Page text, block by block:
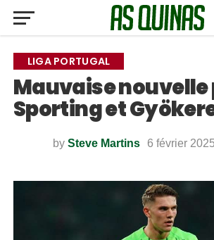
LIGA PORTUGAL
Mauvaise nouvelle
Sporting et
by Steve Martins 6 février 2025